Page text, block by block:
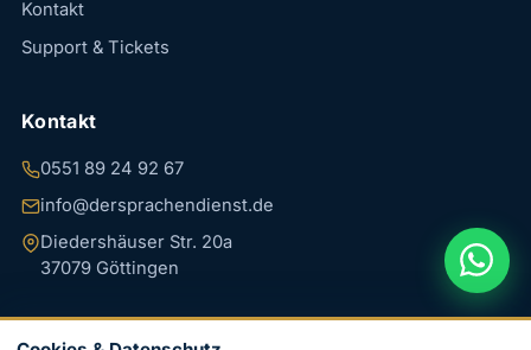
Kontakt
Support & Tickets
Kontakt
0551 89 24 92 67
info@dersprachendienst.de
Diedershäuser Str. 20a
37079 Göttingen